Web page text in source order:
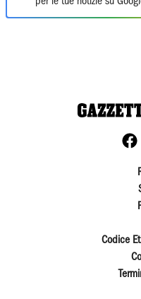
Codice